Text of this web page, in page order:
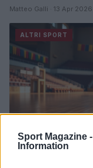
Sport Magazine -
Information
Matteo Galli · 13 Apr 2026
ALTRI SPORT